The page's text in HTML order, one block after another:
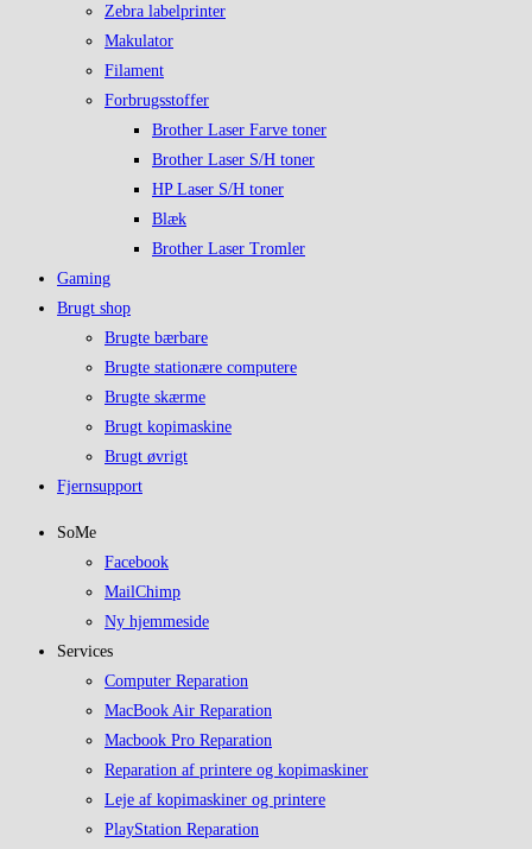
Zebra labelprinter
Makulator
Filament
Forbrugsstoffer
Brother Laser Farve toner
Brother Laser S/H toner
HP Laser S/H toner
Blæk
Brother Laser Tromler
Gaming
Brugt shop
Brugte bærbare
Brugte stationære computere
Brugte skærme
Brugt kopimaskine
Brugt øvrigt
Fjernsupport
SoMe
Facebook
MailChimp
Ny hjemmeside
Services
Computer Reparation
MacBook Air Reparation
Macbook Pro Reparation
Reparation af printere og kopimaskiner
Leje af kopimaskiner og printere
PlayStation Reparation